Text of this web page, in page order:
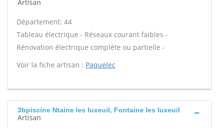
Artisan
Département: 44
Tableau électrique - Réseaux courant faibles -
Rénovation électrique complète ou partielle -
Voir la fiche artisan : Paquelec
3bpiscine Ntaine les luxeuil, Fontaine les luxeuil
Artisan